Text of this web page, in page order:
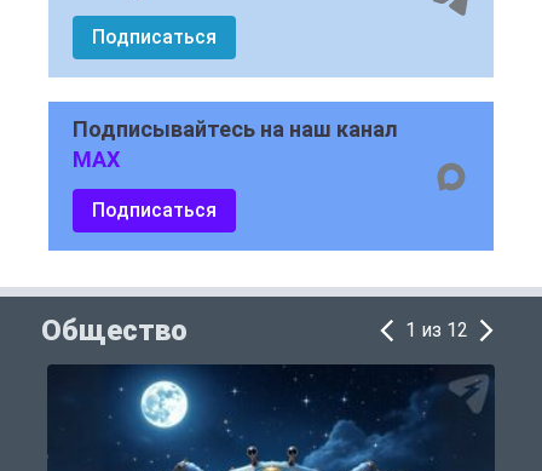
Подписаться
Подписывайтесь на наш канал
MAX
Подписаться
Общество 1 из 12